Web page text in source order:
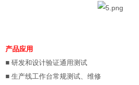
产品应用
■ 研发和设计验证通用测试
■ 生产线工作台常规测试、维修